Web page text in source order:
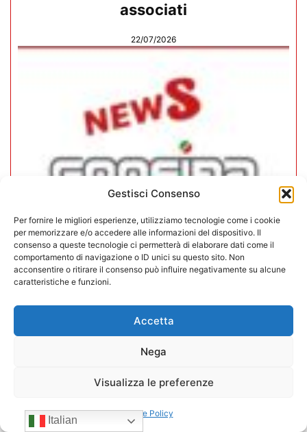
Gestisci Consenso
Per fornire le migliori esperienze, utilizziamo tecnologie come i cookie
per memorizzare e/o accedere alle informazioni del dispositivo. Il
consenso a queste tecnologie ci permetterà di elaborare dati come il
comportamento di navigazione o ID unici su questo sito. Non
acconsentire o ritirare il consenso può influire negativamente su alcune
caratteristiche e funzioni.
Accetta
Nega
Visualizza le preferenze
Cookie Policy
associati
22/07/2026
CONFIDA Servizi srl presenta il
nuovo Consiglio di Amministrazione
Italian